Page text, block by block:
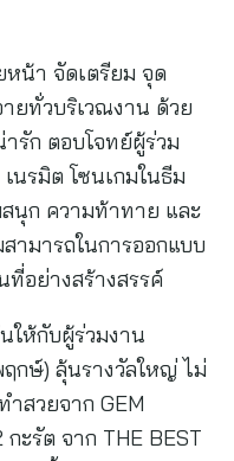
น้า จัดเตรียม จุด
ยทั่วบริเวณงาน ด้วย
รัก ตอบโจทย์ผู้ร่วม
นรมิต โซนเกมในธีม
นุก ความท้าทาย และ
ามารถในการออกแบบ
ที่อย่างสร้างสรรค์
ให้กับผู้ร่วมงาน
กษ์) ลุ้นรางวัลใหญ่ ไม่
ำสวยจาก GEM
ะรัต จาก THE BEST